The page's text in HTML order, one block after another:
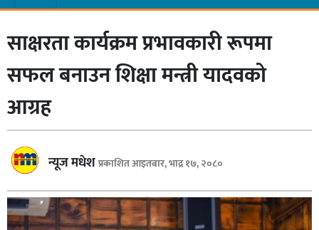
मधेश
प्रदेश
बागमती
सुदूरपश्चिम
साक्षरता कार्यक्रम प्रभावकारी रूपमा
सफल बनाउन शिक्षा मन्त्री यादवको
आग्रह
न्यूज मधेशप्रकाशित आइतबार, भाद्र १७, २०८०